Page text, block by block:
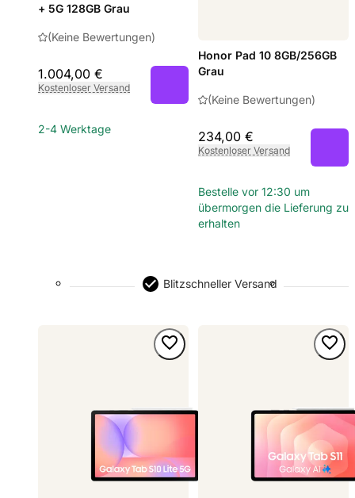
+ 5G 128GB Grau
(Keine Bewertungen)
1.004,00 €
Kostenloser Versand
2-4 Werktage
Honor Pad 10 8GB/256GB
Grau
(Keine Bewertungen)
234,00 €
Kostenloser Versand
Bestelle vor 12:30 um
übermorgen die Lieferung zu
erhalten
Blitzschneller Versand